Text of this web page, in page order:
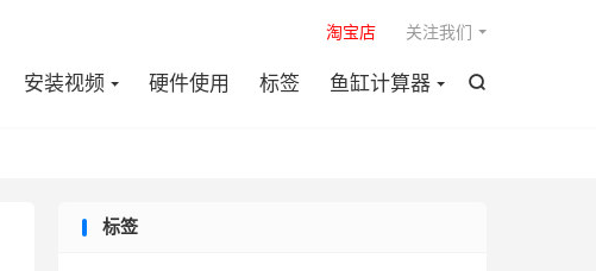

安装视频 硬件使用 标签 鱼缸计算器
淘宝店 关注我们
标签